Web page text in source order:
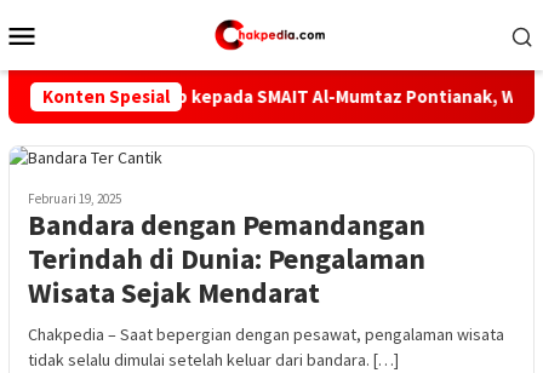
ke
Mobile
Konten Spesial
Web kepada SMAIT Al-Mumtaz Pontianak, Wujud Nyata
Februari 19, 2025
Bandara dengan Pemandangan
Terindah di Dunia: Pengalaman
Wisata Sejak Mendarat
Chakpedia – Saat bepergian dengan pesawat, pengalaman wisata
tidak selalu dimulai setelah keluar dari bandara. […]